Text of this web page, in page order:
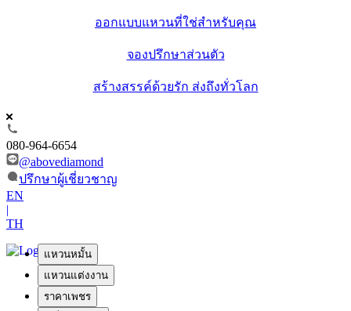
ออกแบบแหวนที่ใช่สำหรับคุณ
จองปรึกษาส่วนตัว
สร้างสรรค์ด้วยรัก ส่งถึงทั่วโลก
080-964-6654
@abovediamond
ปรึกษาผู้เชี่ยวชาญ
EN
|
TH
แหวนหมั้น
แหวนแต่งงาน
ราคาเพชร